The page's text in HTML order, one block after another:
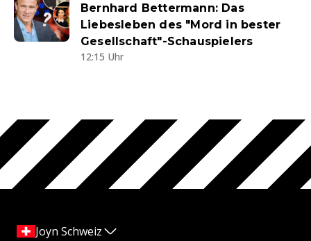
Bernhard Bettermann: Das
Liebesleben des "Mord in bester
Gesellschaft"-Schauspielers
12:15 Uhr
Joyn Schweiz